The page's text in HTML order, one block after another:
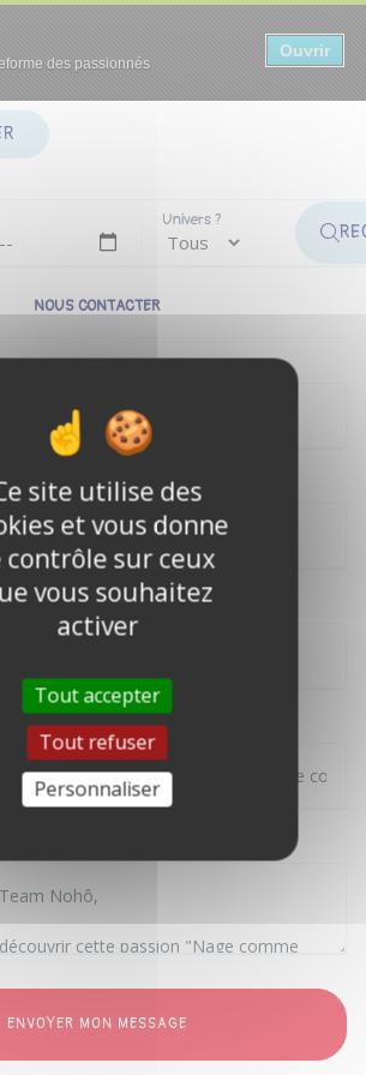
des passionnés
Ouvrir
Univers ?
NOUS CONTACTER
ENVOYER MON MESSAGE
cookies
site utilise des
et vous donne
contrôle sur ceux
vous souhaitez
activer
Tout accepter
Tout refuser
Personnaliser